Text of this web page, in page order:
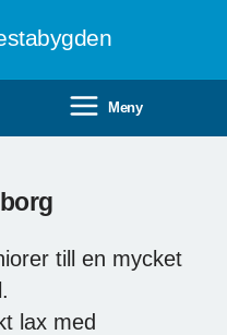
Meny
till en mycket
lax med